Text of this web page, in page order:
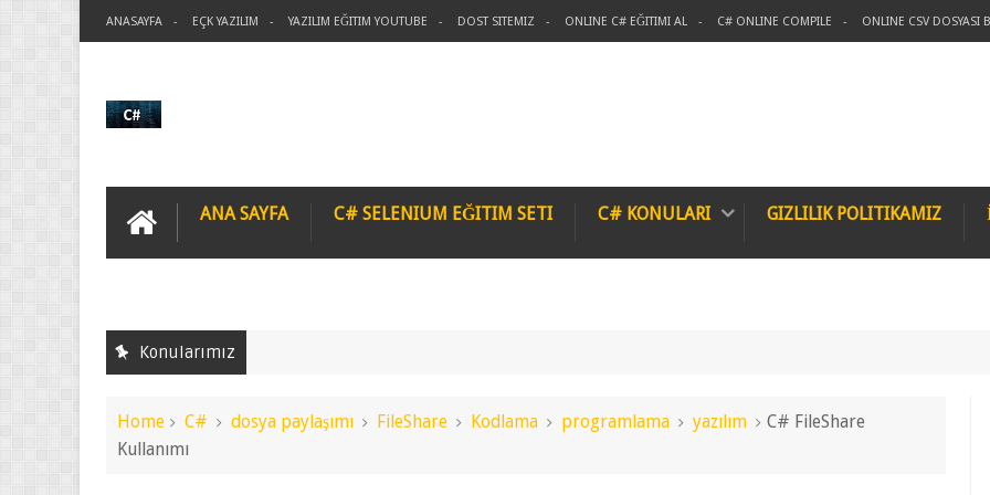
ANASAYFA EÇK YAZILIM YAZILIM EĞITIM YOUTUBE DOST SITEMIZ ONLINE C# EĞITIMI AL C# ONLINE COMPILE ONLINE CSV DOSYASI
ANA SAYFA C# SELENIUM EĞITIM SETI C# KONULARI GIZLILIK POLITIKAMIZ
Konularımız
Home C# dosya paylaşımı FileShare Kodlama programlama yazılım C# FileShare Kullanımı